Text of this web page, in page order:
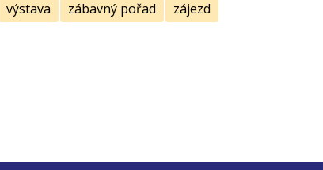
výstava zábavný pořad zájezd